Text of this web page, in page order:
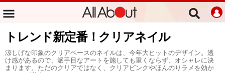
トレンド新定番！クリアネイル
涼しげな印象のクリアベースのネイルは、今年大ヒットのデザイン。透
け感があるので、派手目なアートを施しても重くならず、オシャレに決
まります。ただのクリアではなく、クリアピンクやほんのりラメを効か